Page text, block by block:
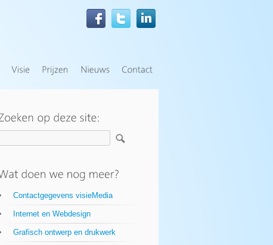
Contactgegevens visieMedia
Internet en Webdesign
Grafisch ontwerp en drukwerk